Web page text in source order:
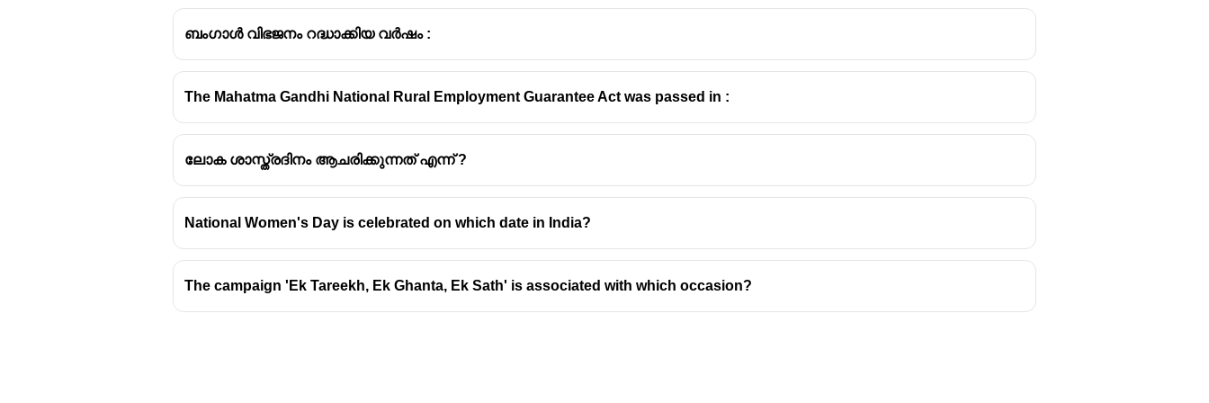
ബംഗാൾ വിഭജനം റദ്ധാക്കിയ വർഷം :
The Mahatma Gandhi National Rural Employment Guarantee Act was passed in :
ലോക ശാസ്ത്രദിനം ആചരിക്കുന്നത് എന്ന് ?
National Women's Day is celebrated on which date in India?
The campaign 'Ek Tareekh, Ek Ghanta, Ek Sath' is associated with which occasion?